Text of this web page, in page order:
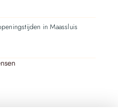
in Maassluis